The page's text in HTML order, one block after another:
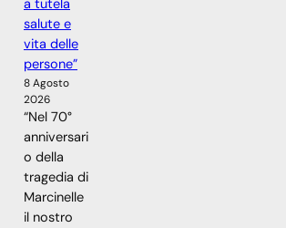
a tutela
salute e
vita delle
persone”
8 Agosto
2026
“Nel 70°
anniversari
o della
tragedia di
Marcinelle
il nostro